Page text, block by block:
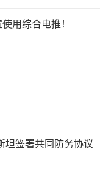
用综合电推！
坦签署共同防务协议